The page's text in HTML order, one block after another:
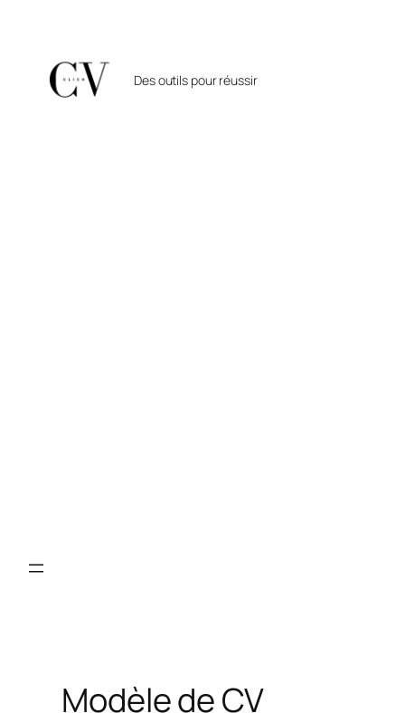
contenu
Des outils pour réussir
Modèle de CV